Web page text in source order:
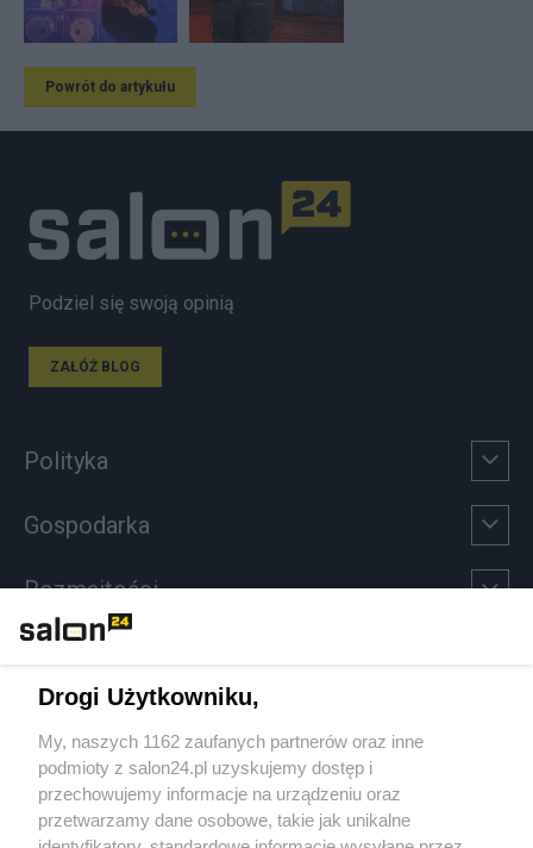
Powrót do artykułu
Podziel się swoją opinią
ZAŁÓŻ BLOG
Polityka
Gospodarka
Rozmaitości
Sport
Społeczeństwo
Drogi Użytkowniku,
My, naszych 1162 zaufanych partnerów oraz inne
podmioty z salon24.pl uzyskujemy dostęp i
przechowujemy informacje na urządzeniu oraz
przetwarzamy dane osobowe, takie jak unikalne